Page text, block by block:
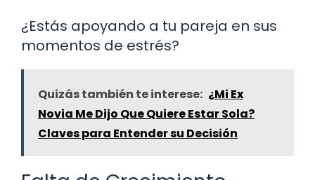
¿Estás apoyando a tu pareja en sus
momentos de estrés?
Quizás también te interese: ¿Mi Ex
Novia Me Dijo Que Quiere Estar Sola?
Claves para Entender su Decisión